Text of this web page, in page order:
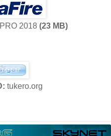
2018 (23 MB)
tukero.org